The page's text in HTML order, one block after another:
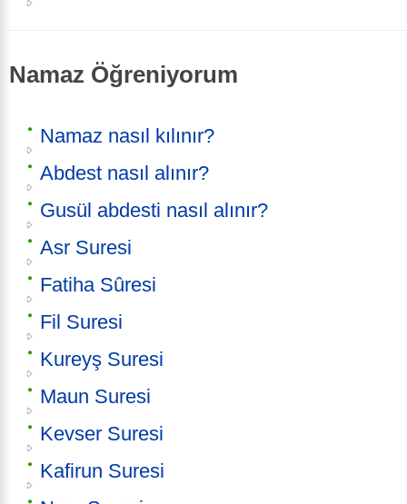
Namaz Öğreniyorum
Namaz nasıl kılınır?
Abdest nasıl alınır?
Gusül abdesti nasıl alınır?
Asr Suresi
Fatiha Sûresi
Fil Suresi
Kureyş Suresi
Maun Suresi
Kevser Suresi
Kafirun Suresi